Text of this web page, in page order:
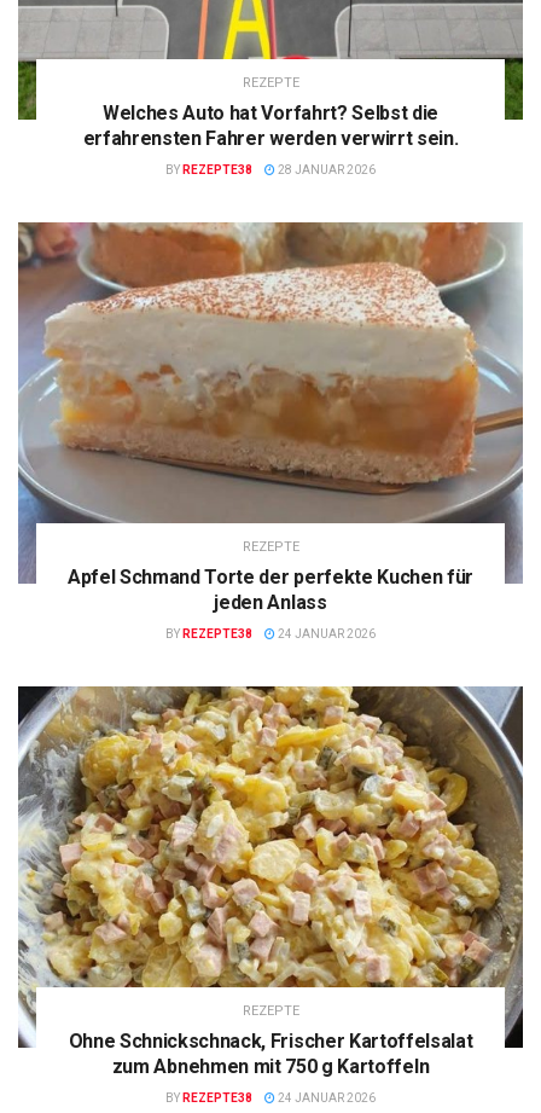
REZEPTE
Welches Auto hat Vorfahrt? Selbst die
erfahrensten Fahrer werden verwirrt sein.
BY REZEPTE38 28 JANUAR 2026
REZEPTE
Apfel Schmand Torte der perfekte Kuchen für
jeden Anlass
BY REZEPTE38 24 JANUAR 2026
REZEPTE
Ohne Schnickschnack, Frischer Kartoffelsalat
zum Abnehmen mit 750 g Kartoffeln
BY REZEPTE38 24 JANUAR 2026